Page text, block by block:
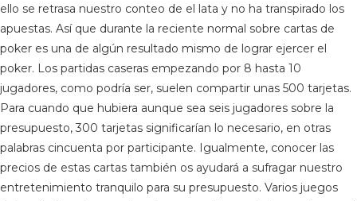
ello se retrasa nuestro conteo de el lata y no ha transpirado los
apuestas. Así que durante la reciente normal sobre cartas de
poker es una de algún resultado mismo de lograr ejercer el
poker. Los partidas caseras empezando por 8 hasta 10
jugadores, como podrí­a ser, suelen compartir unas 500 tarjetas.
Para cuando que hubiera aunque sea seis jugadores sobre la
presupuesto, 300 tarjetas significarían lo necesario, en otras
palabras cincuenta por participante. Igualmente, conocer las
precios de estas cartas también os ayudará a sufragar nuestro
entretenimiento tranquilo para su presupuesto. Varios juegos